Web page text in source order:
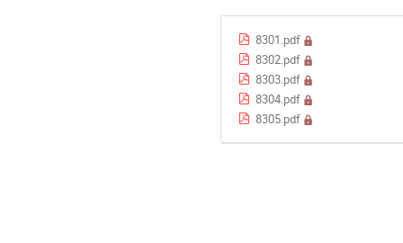
8301.pdf
8302.pdf
8303.pdf
8304.pdf
8305.pdf